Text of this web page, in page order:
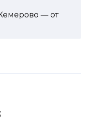
— от